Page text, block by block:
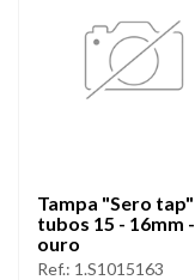
Tampa "Sero tap"
tubos 15 - 16mm -
ouro
Ref.: 1.S1015163